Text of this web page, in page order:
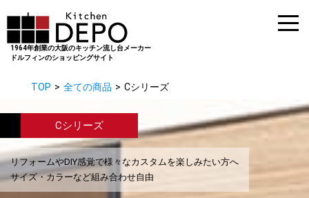
1964年創業の大阪のキッチン流し台メーカー
ドルフィンのショッピングサイト
TOP 全ての商品 Cシリーズ
Cシリーズ
リフォームやDIY感覚で様々なカスタムを楽しみたい方へ
サイズ・カラーなど組み合わせ自由